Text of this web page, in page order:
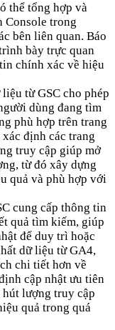
thể tổng hợp và
Console trong
bên liên quan. Báo
bày trực quan
chính xác về hiệu
liệu từ GSC cho phép
dùng đang tìm
phù hợp trên trang
định các trang
truy cập giúp mở
từ đó xây dựng
quả và phù hợp với
cung cấp thông tin
quả tìm kiếm, giúp
để duy trì hoặc
dữ liệu từ GA4,
chi tiết hơn về
cập nhật ưu tiên
lượng truy cập
quả trong quá